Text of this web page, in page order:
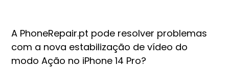
A PhoneRepair.pt pode resolver problemas
com a nova estabilização de vídeo do
modo Ação no iPhone 14 Pro?